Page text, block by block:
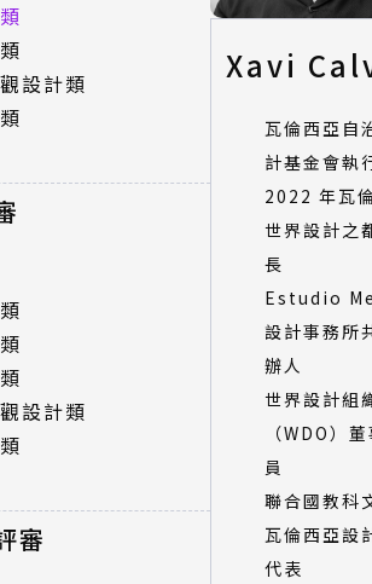
設計類
設計類
審
Xavi
瓦倫西亞自
計基金會執
2022 年瓦
世界設計之
長
Estudio
設計事務所
辦人
世界設計組
（WDO）
員
聯合國教科
瓦倫西亞設
代表